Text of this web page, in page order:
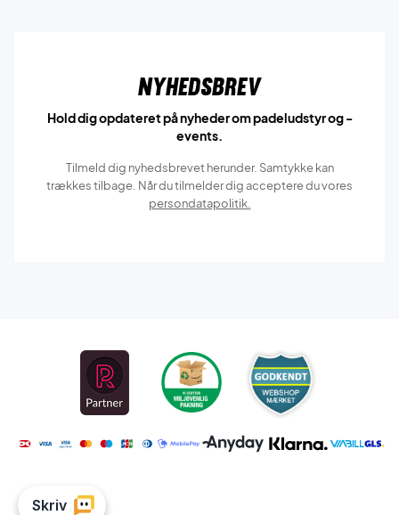
Nyhedsbrev
Hold dig opdateret på nyheder om padeludstyr og -
events.
Tilmeld dig nyhedsbrevet herunder. Samtykke kan
trækkes tilbage. Når du tilmelder dig acceptere du vores
persondatapolitik.